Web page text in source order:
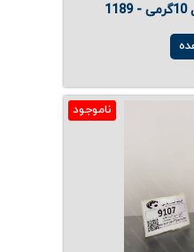
ناموجود